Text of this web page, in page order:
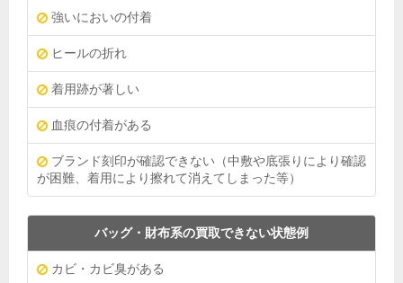
強いにおいの付着
ヒールの折れ
着用跡が著しい
血痕の付着がある
ブランド刻印が確認できない（中敷や底張りにより確認
が困難、着用により擦れて消えてしまった等）
バッグ・財布系の買取できない状態例
カビ・カビ臭がある